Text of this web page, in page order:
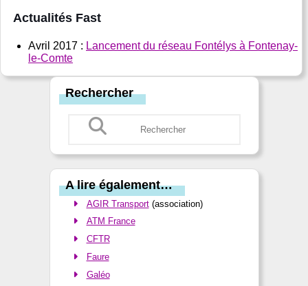
Actualités Fast
Avril 2017 : Lancement du réseau Fontélys à Fontenay-
le-Comte
Rechercher
A lire également…
AGIR Transport(association)
ATM France
CFTR
Faure
Galéo